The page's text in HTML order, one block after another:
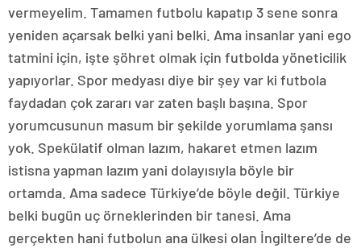
vermeyelim. Tamamen futbolu kapatıp 3 sene sonra
yeniden açarsak belki yani belki. Ama insanlar yani ego
tatmini için, işte şöhret olmak için futbolda yöneticilik
yapıyorlar. Spor medyası diye bir şey var ki futbola
faydadan çok zararı var zaten başlı başına. Spor
yorumcusunun masum bir şekilde yorumlama şansı
yok. Spekülatif olman lazım, hakaret etmen lazım
istisna yapman lazım yani dolayısıyla böyle bir
ortamda. Ama sadece Türkiye’de böyle değil. Türkiye
belki bugün uç örneklerinden bir tanesi. Ama
gerçekten hani futbolun ana ülkesi olan İngiltere’de de